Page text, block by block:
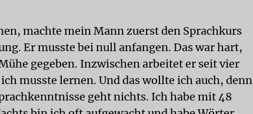
machte mein Mann zuerst den Sprachkurs
Er musste bei null anfangen. Das war hart,
gegeben. Inzwischen arbeitet er seit vier
musste lernen. Und das wollte ich auch, denn
geht nichts. Ich habe mit 48